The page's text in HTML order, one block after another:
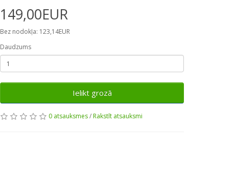
149,00EUR
Bez nodokļa: 123,14EUR
Daudzums
Ielikt grozā
0 atsauksmes/Rakstīt atsauksmi